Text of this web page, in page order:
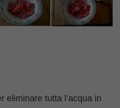
eliminare tutta l’acqua in